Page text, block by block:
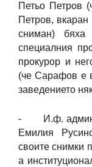
Петьо Петров
Петров,
сниман) бяха
специалния
прокурор и
(че Сарафов е
заведението
- И.ф.
Емилия
своите снимки
а